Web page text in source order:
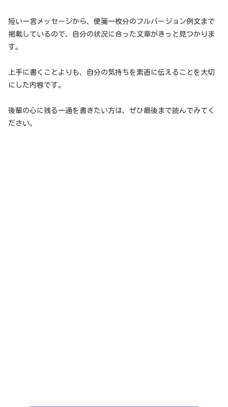
短い一言メッセージから、便箋一枚分のフルバージョン例文まで
掲載しているので、自分の状況に合った文章がきっと見つかりま
す。
上手に書くことよりも、自分の気持ちを素直に伝えることを大切
にした内容です。
後輩の心に残る一通を書きたい方は、ぜひ最後まで読んでみてく
ださい。